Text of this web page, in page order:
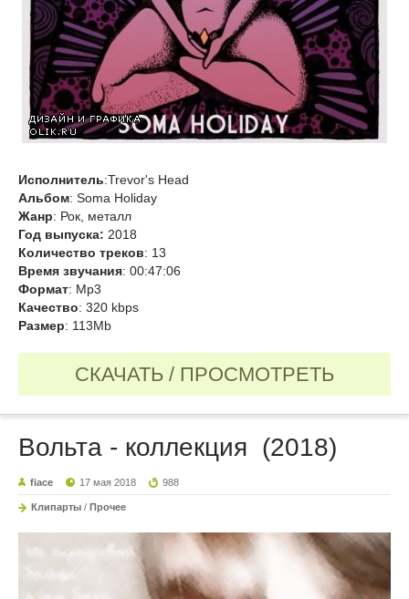
Исполнитель:Trevor's Head
Альбом: Soma Holiday
Жанр: Рок, металл
Год выпуска: 2018
Количество треков: 13
Время звучания: 00:47:06
Формат: Mp3
Качество: 320 kbps
Размер: 113Mb
СКАЧАТЬ / ПРОСМОТРЕТЬ
Вольта - коллекция (2018)
fiace 17 мая 2018 988
Клипарты / Прочее